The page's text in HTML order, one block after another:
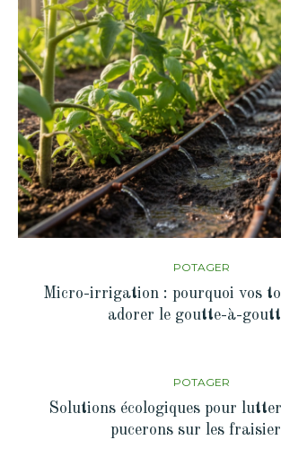
POTAGER
Micro-irrigation : pourquoi vos
adorer le goutte-à-
POTAGER
Solutions écologiques pour
pucerons sur les